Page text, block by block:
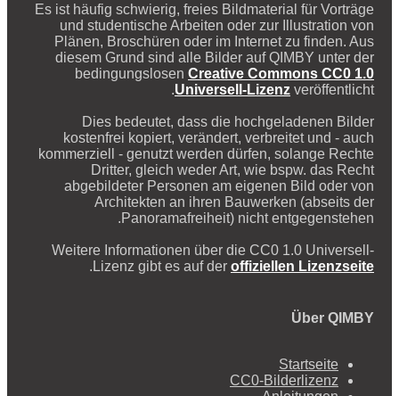
Es ist häufig schwierig, freies Bildmaterial für Vorträge
und studentische Arbeiten oder zur Illustration von
Plänen, Broschüren oder im Internet zu finden. Aus
diesem Grund sind alle Bilder auf QIMBY unter der
bedingungslosen Creative Commons CC0 1.0
Universell-Lizenz veröffentlicht.
Dies bedeutet, dass die hochgeladenen Bilder
kostenfrei kopiert, verändert, verbreitet und - auch
kommerziell - genutzt werden dürfen, solange Rechte
Dritter, gleich weder Art, wie bspw. das Recht
abgebildeter Personen am eigenen Bild oder von
Architekten an ihren Bauwerken (abseits der
Panoramafreiheit) nicht entgegenstehen.
Weitere Informationen über die CC0 1.0 Universell-
Lizenz gibt es auf der offiziellen Lizenzseite
.
Über QIMBY
Startseite
CC0-Bilderlizenz